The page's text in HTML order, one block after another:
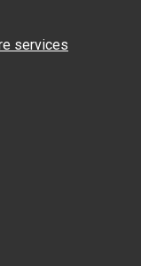
services